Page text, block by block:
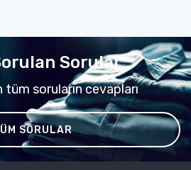
Sorular
soruların cevapları
SORULAR